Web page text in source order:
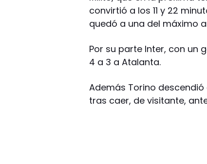
convirtió a los 11 y 22
quedó a una del máximo
Por su parte Inter, con un
4 a 3 a Atalanta.
Además Torino descendió
tras caer, de visitante,